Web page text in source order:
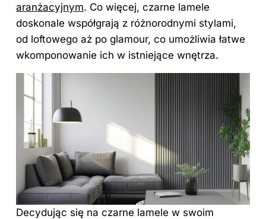
aranżacyjnym. Co więcej, czarne lamele
doskonale współgrają z różnorodnymi stylami,
od loftowego aż po glamour, co umożliwia łatwe
wkomponowanie ich w istniejące wnętrza.
Decydując się na czarne lamele w swoim